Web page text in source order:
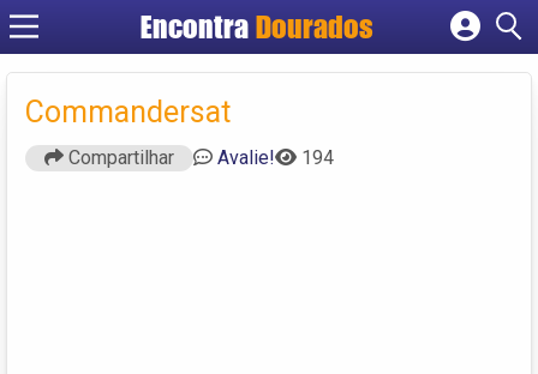
EncontraDourados
Cadastrar empresa
Commandersat
Compartilhar Avalie! 194